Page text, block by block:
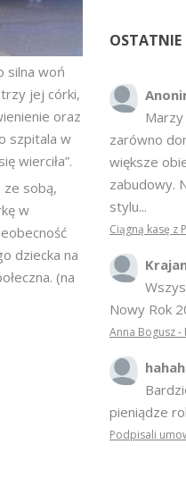
silna woń
jej córki,
oraz
szpitala w
wierciła”.
ze sobą,
w
dziecka na
(na
OSTATNIE
zarówno
większe
zabudowy.
stylu...
Ciągną kasę z
Nowy Rok
Anna Bogusz -
pieniądze
Podpisali